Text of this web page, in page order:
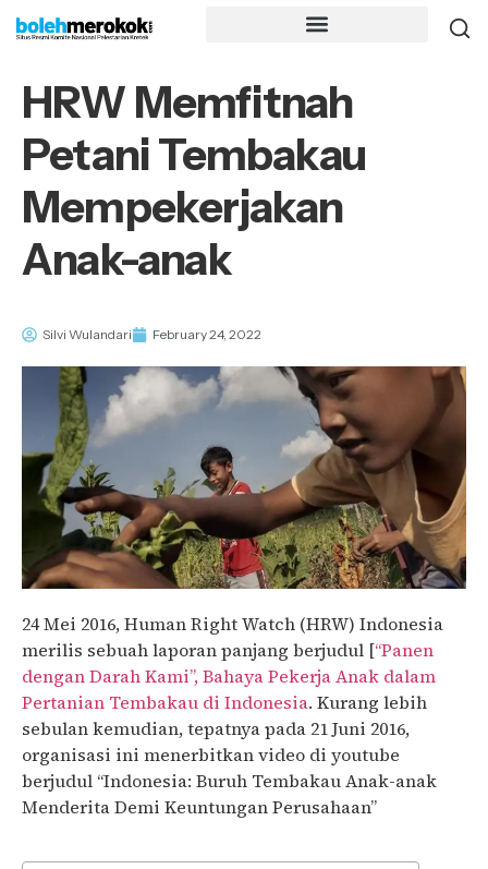
HRW Memfitnah
Petani Tembakau
Mempekerjakan
Anak-anak
Silvi Wulandari February 24, 2022
24 Mei 2016, Human Right Watch (HRW) Indonesia
merilis sebuah laporan panjang berjudul [“Panen
dengan Darah Kami”, Bahaya Pekerja Anak dalam
Pertanian Tembakau di Indonesia. Kurang lebih
sebulan kemudian, tepatnya pada 21 Juni 2016,
organisasi ini menerbitkan video di youtube
berjudul “Indonesia: Buruh Tembakau Anak-anak
Menderita Demi Keuntungan Perusahaan”